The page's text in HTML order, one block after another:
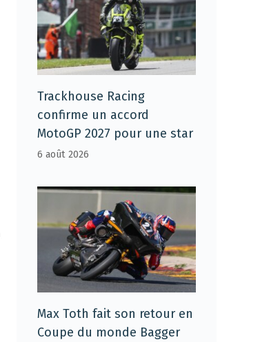
Trackhouse Racing
confirme un accord
MotoGP 2027 pour une star
6 août 2026
Max Toth fait son retour en
Coupe du monde Bagger